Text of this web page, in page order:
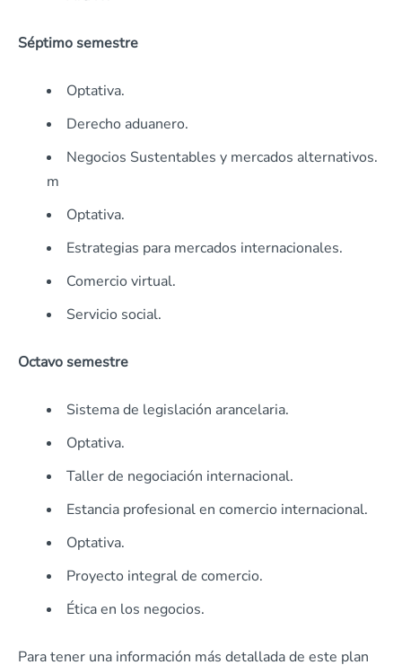
Séptimo semestre
Optativa.
Derecho aduanero.
Negocios Sustentables y mercados alternativos.
m
Optativa.
Estrategias para mercados internacionales.
Comercio virtual.
Servicio social.
Octavo semestre
Sistema de legislación arancelaria.
Optativa.
Taller de negociación internacional.
Estancia profesional en comercio internacional.
Optativa.
Proyecto integral de comercio.
Ética en los negocios.
Para tener una información más detallada de este plan